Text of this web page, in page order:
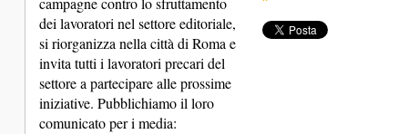
dei lavoratori nel settore editoriale,
si riorganizza nella città di Roma e
invita tutti i lavoratori precari del
settore a partecipare alle prossime
iniziative. Pubblichiamo il loro
comunicato per i media: